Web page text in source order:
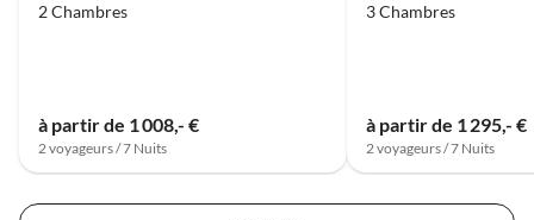
2 Chambres
à partir de 1 008,- €
2 voyageurs / 7 Nuits
3 Chambres
à partir de 1 295,- €
2 voyageurs / 7 Nuits